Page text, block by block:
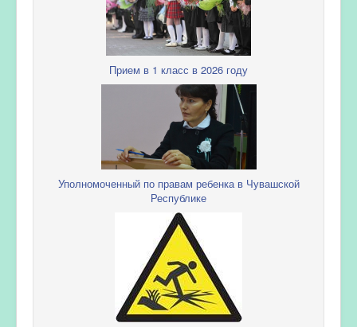
Прием в 1 класс в 2026 году
Уполномоченный по правам ребенка в Чувашской
Республике